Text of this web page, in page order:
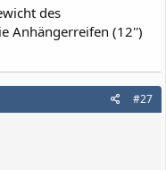
des
Anhängerreifen (12'')
#27